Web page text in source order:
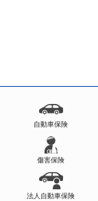
自動車保険
傷害保険
法人自動車保険